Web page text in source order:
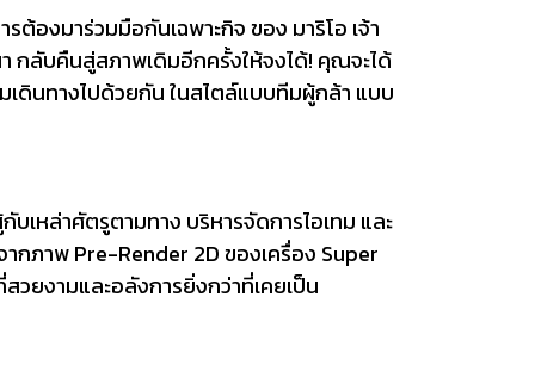
ต้องมาร่วมมือกันเฉพาะกิจ ของ มาริโอ เจ้า
กลับคืนสู่สภาพเดิมอีกครั้งให้จงได้! คุณจะได้
เดินทางไปด้วยกัน ในสไตล์แบบทีมผู้กล้า แบบ
เหล่าศัตรูตามทาง บริหารจัดการไอเทม และ
กภาพ Pre-Render 2D ของเครื่อง Super
วยงามและอลังการยิ่งกว่าที่เคยเป็น